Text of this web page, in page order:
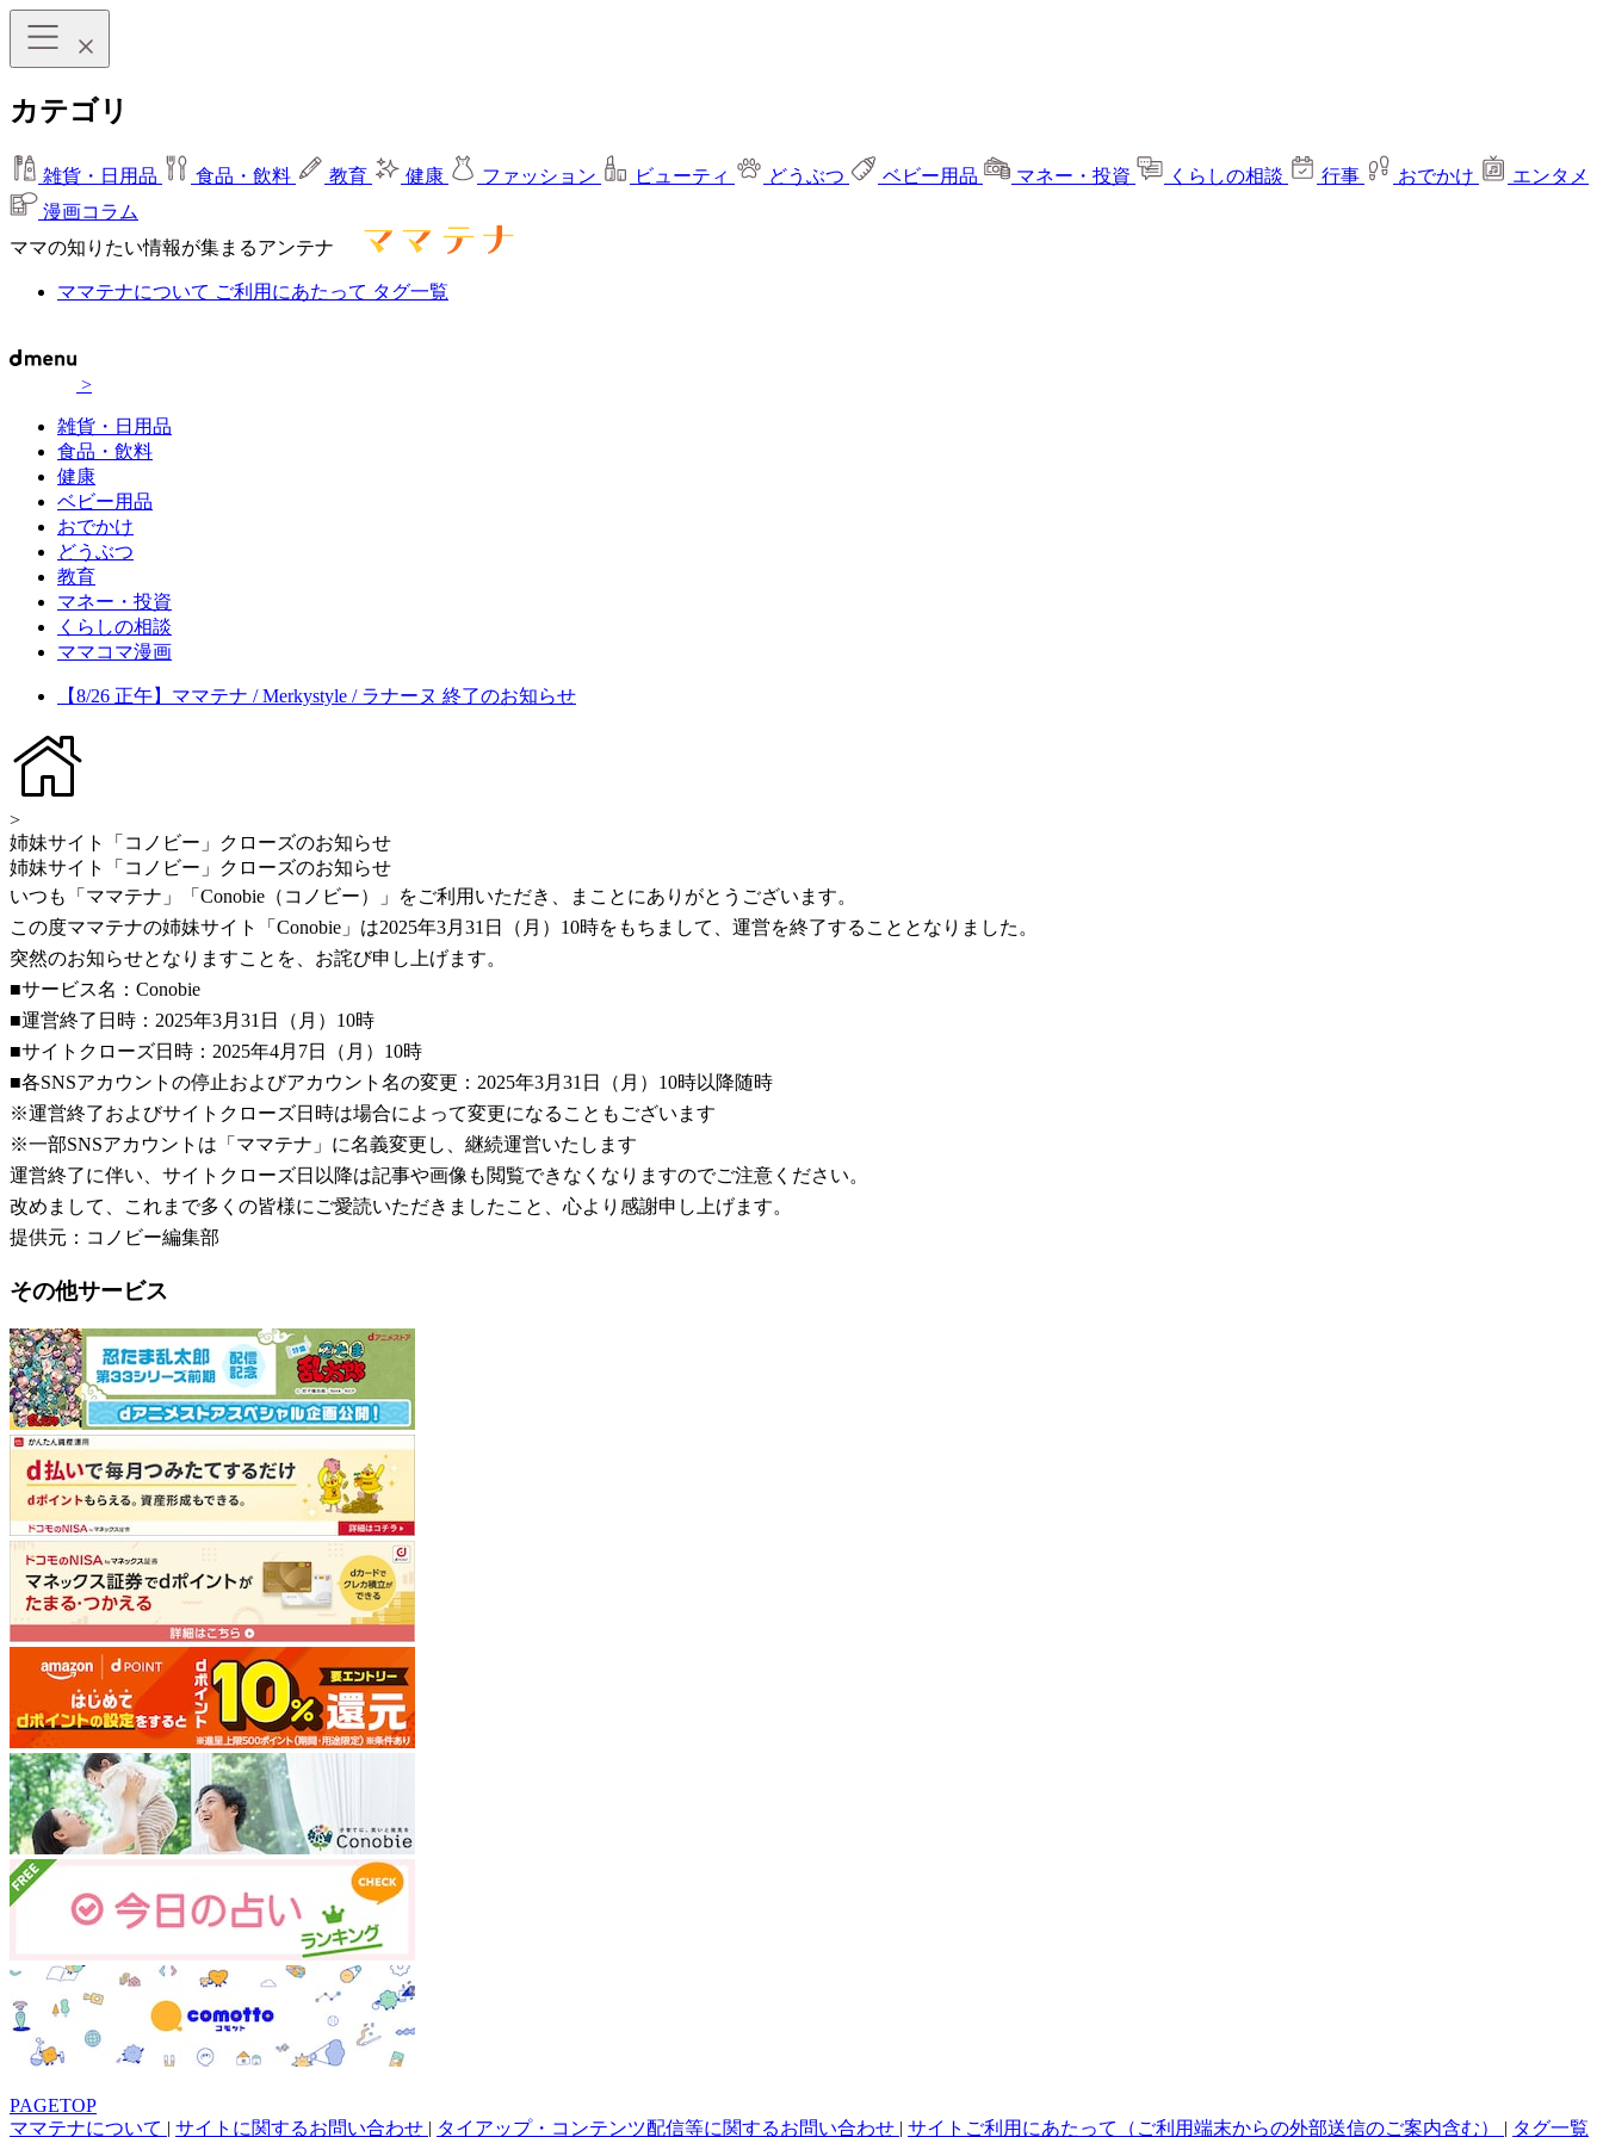
カテゴリ
雑貨・日用品 食品・飲料 教育 健康 ファッション ビューティ どうぶつ ベビー用品 マネー・投資 くらしの相談 行事 おでかけ
エンタメ
漫画コラム
ママの知りたい情報が集まるアンテナ
ママテナについて ご利用にあたって タグ一覧
>
雑貨・日用品
食品・飲料
健康
ベビー用品
おでかけ
どうぶつ
教育
マネー・投資
くらしの相談
ママコマ漫画
【8/26 正午】ママテナ / Merkystyle / ラナーヌ 終了のお知らせ
>
姉妹サイト「コノビー」クローズのお知らせ
姉妹サイト「コノビー」クローズのお知らせ
いつも「ママテナ」「Conobie（コノビー）」をご利用いただき、まことにありがとうございます。
この度ママテナの姉妹サイト「Conobie」は2025年3月31日（月）10時をもちまして、運営を終了することとなりました。
突然のお知らせとなりますことを、お詫び申し上げます。
■サービス名：Conobie
■運営終了日時：2025年3月31日（月）10時
■サイトクローズ日時：2025年4月7日（月）10時
■各SNSアカウントの停止およびアカウント名の変更：2025年3月31日（月）10時以降随時
※運営終了およびサイトクローズ日時は場合によって変更になることもございます
※一部SNSアカウントは「ママテナ」に名義変更し、継続運営いたします
運営終了に伴い、サイトクローズ日以降は記事や画像も閲覧できなくなりますのでご注意ください。
改めまして、これまで多くの皆様にご愛読いただきましたこと、心より感謝申し上げます。
提供元：コノビー編集部
その他サービス
PAGETOP
ママテナについて | サイトに関するお問い合わせ | タイアップ・コンテンツ配信等に関するお問い合わせ | サイトご利用にあたって（ご利用端末からの外部送信のご案内含む） | タグ一覧